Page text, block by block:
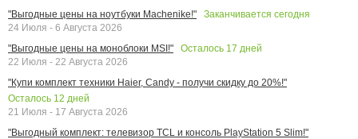
"Выгодные цены на ноутбуки Machenike!"
Заканчивается сегодня
24 Июля - 6 Августа 2026
"Выгодные цены на моноблоки MSI!"
Осталось 17 дней
22 Июля - 22 Августа 2026
"Купи комплект техники Haier, Candy - получи скидку до 20%!"
Осталось 12 дней
21 Июля - 17 Августа 2026
"Выгодный комплект: телевизор TCL и консоль PlayStation 5 Slim!"